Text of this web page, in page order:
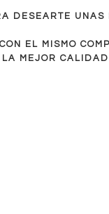
DESEARTE UNAS
EL MISMO
LA MEJOR